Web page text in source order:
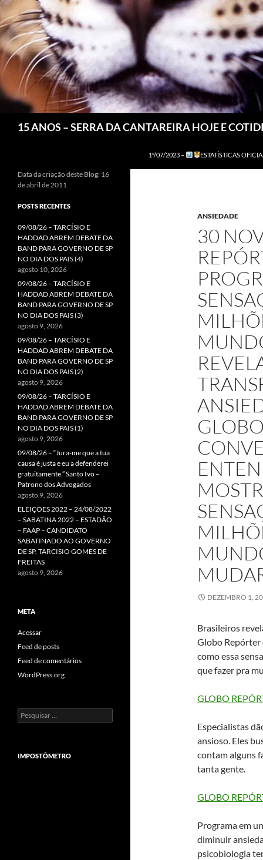
15 ANOS – SERRA DA CANTAREIRA HOJE E
1º/07/2023 – ESTATÍSTICAS
ANSIEDADE
30
DEZEMBRO 1,
Brasileiros
Globo Repórter
como essa
que fazer pra
GLOBO
Especialistas
ansioso. Eles
contam alguns
tanta gente.
GLOBO
Programa em
diminuir
psicobiologia
Data da criação deste Blog: 16
de abril de 2011
POSTS RECENTES
09/08/26 – TARCÍSIO E
HADDAD ABREM DEBATE DA
BAND PARA GOVERNO DE SP
NO DIA DOS PAIS (4)
agosto 10, 2026
09/08/26 – TARCÍSIO E
HADDAD ABREM DEBATE DA
BAND PARA GOVERNO DE SP
NO DIA DOS PAIS (3)
agosto 9, 2026
09/08/26 – TARCÍSIO E
HADDAD ABREM DEBATE DA
BAND PARA GOVERNO DE SP
NO DIA DOS PAIS (2)
agosto 9, 2026
09/08/26 – TARCÍSIO E
HADDAD ABREM DEBATE DA
BAND PARA GOVERNO DE SP
NO DIA DOS PAIS (1)
agosto 9, 2026
09/08/26 – “Jura-me que a tua
causa é justa e eu a defenderei
gratuitamente.” Santo Ivo –
Patrono dos Advogados
agosto 9, 2026
ELEIÇÕES 2022 – 24/08/2022
– SABATINA 2022 – ESTADÃO
– FAAP – CANDIDATO
SABATINADO AO GOVERNO
DE SP, TARCISIO GOMES DE
FREITAS
agosto 9, 2026
META
Acessar
Feed de posts
Feed de comentários
WordPress.org
Pesquisar
por:
IMPOSTÔMETRO